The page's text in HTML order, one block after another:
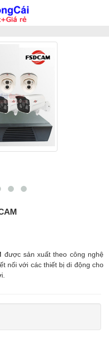
được sản xuất theo công nghệ
nối với các thiết bị di động cho